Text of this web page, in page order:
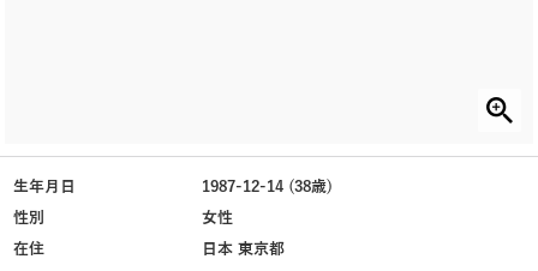
生年月日
1987-12-14 (38歳)
性別
女性
在住
日本 東京都